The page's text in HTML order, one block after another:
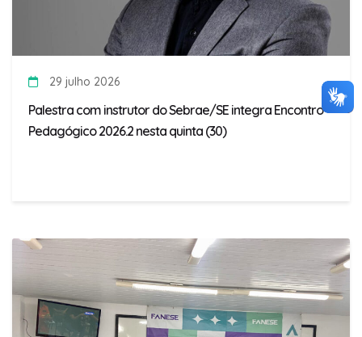
29 julho 2026
Palestra com instrutor do Sebrae/SE integra Encontro
Pedagógico 2026.2 nesta quinta (30)